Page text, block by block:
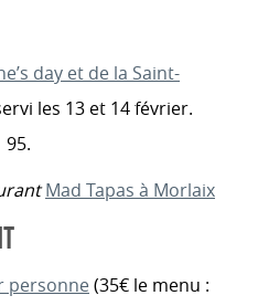
day et de la Saint-
les 13 et 14 février.
95.
Mad Tapas à Morlaix
personne(35€ le menu :